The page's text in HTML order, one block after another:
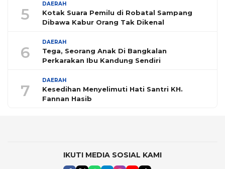
5
DAERAH
Kotak Suara Pemilu di Robatal Sampang
Dibawa Kabur Orang Tak Dikenal
6
DAERAH
Tega, Seorang Anak Di Bangkalan
Perkarakan Ibu Kandung Sendiri
7
DAERAH
Kesedihan Menyelimuti Hati Santri KH.
Fannan Hasib
IKUTI MEDIA SOSIAL KAMI